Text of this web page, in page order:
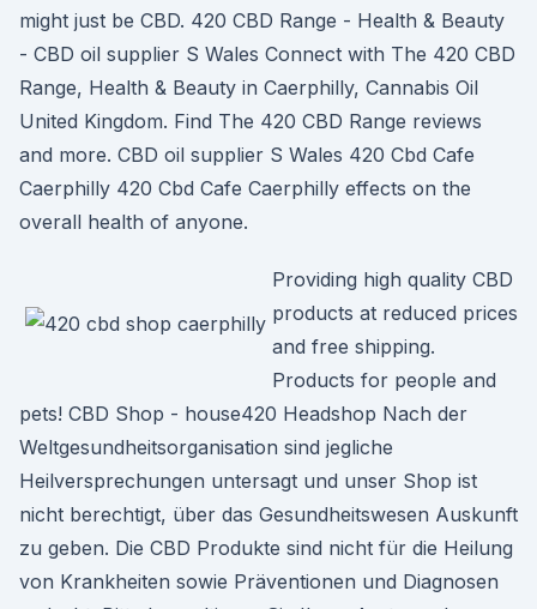
might just be CBD. 420 CBD Range - Health & Beauty
- CBD oil supplier S Wales Connect with The 420 CBD
Range, Health & Beauty in Caerphilly, Cannabis Oil
United Kingdom. Find The 420 CBD Range reviews
and more. CBD oil supplier S Wales 420 Cbd Cafe
Caerphilly 420 Cbd Cafe Caerphilly effects on the
overall health of anyone.
Providing high quality CBD
products at reduced prices
and free shipping.
Products for people and
pets! CBD Shop - house420 Headshop Nach der
Weltgesundheitsorganisation sind jegliche
Heilversprechungen untersagt und unser Shop ist
nicht berechtigt, über das Gesundheitswesen Auskunft
zu geben. Die CBD Produkte sind nicht für die Heilung
von Krankheiten sowie Präventionen und Diagnosen